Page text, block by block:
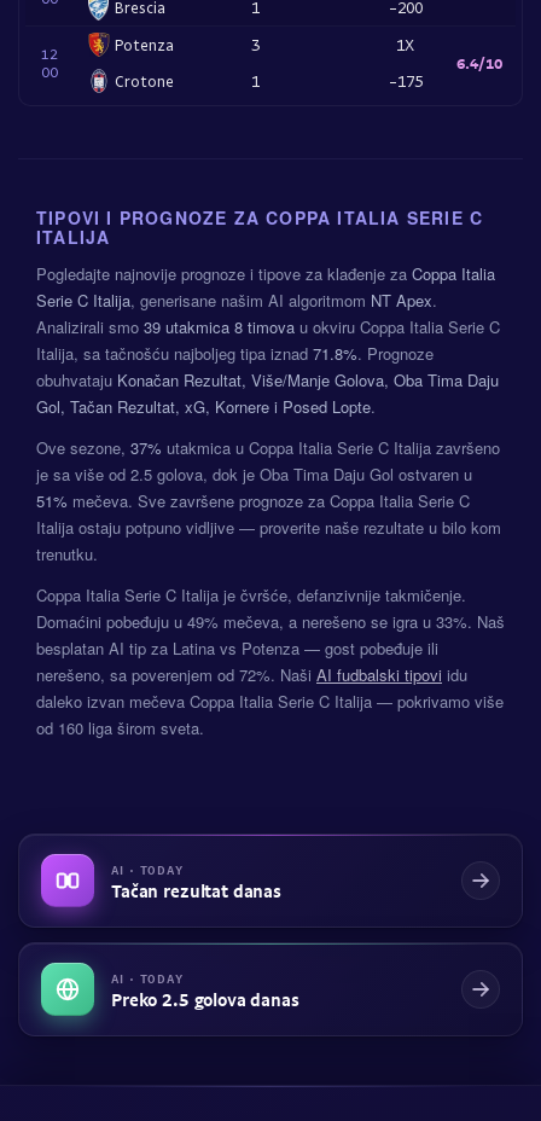
Brescia 1 -200
12
00
Potenza
Crotone
3
1
1X
-175
6.4/10
TIPOVI I PROGNOZE ZA COPPA ITALIA SERIE C
ITALIJA
Pogledajte najnovije prognoze i tipove za klađenje za Coppa Italia
Serie C Italija, generisane našim AI algoritmom NT Apex.
Analizirali smo 39 utakmica 8 timova u okviru Coppa Italia Serie C
Italija, sa tačnošću najboljeg tipa iznad 71.8%. Prognoze
obuhvataju Konačan Rezultat, Više/Manje Golova, Oba Tima Daju
Gol, Tačan Rezultat, xG, Kornere i Posed Lopte.
Ove sezone, 37% utakmica u Coppa Italia Serie C Italija završeno
je sa više od 2.5 golova, dok je Oba Tima Daju Gol ostvaren u
51% mečeva. Sve završene prognoze za Coppa Italia Serie C
Italija ostaju potpuno vidljive — proverite naše rezultate u bilo kom
trenutku.
Coppa Italia Serie C Italija je čvršće, defanzivnije takmičenje.
Domaćini pobeđuju u 49% mečeva, a nerešeno se igra u 33%. Naš
besplatan AI tip za Latina vs Potenza — gost pobeđuje ili
nerešeno, sa poverenjem od 72%. Naši AI fudbalski tipovi idu
daleko izvan mečeva Coppa Italia Serie C Italija — pokrivamo više
od 160 liga širom sveta.
AI · TODAY
Tačan rezultat danas
AI · TODAY
Preko 2.5 golova danas